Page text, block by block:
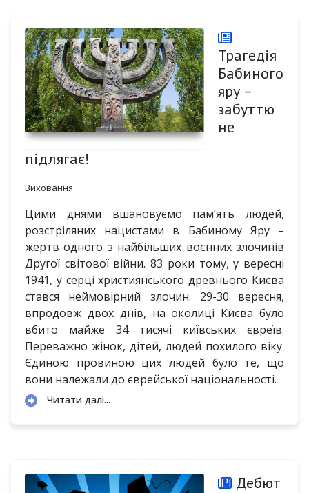
Трагедія
Бабиного
яру –
забуттю
не
підлягає!
Виховання
Цими днями вшановуємо пам’ять людей,
розстріляних нацистами в Бабиному Яру –
жертв одного з найбільших воєнних злочинів
Другої світової війни. 83 роки тому, у вересні
1941, у серці християнського древнього Києва
стався неймовірний злочин. 29-30 вересня,
впродовж двох днів, на околиці Києва було
вбито майже 34 тисячі київських євреїв.
Переважно жінок, дітей, людей похилого віку.
Єдиною провиною цих людей було те, що
вони належали до єврейської національності.
Читати далі...
Дебют